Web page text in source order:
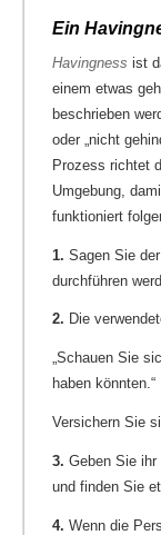
Ein
Havingness ist
einem etwas
beschrieben
oder „nicht
Prozess richtet
Umgebung,
funktioniert
1. Sagen Sie
durchführen
2. Die
„Schauen Sie
haben könnten.“
Versichern Sie
3. Geben Sie ihr
und finden Sie
4. Wenn die